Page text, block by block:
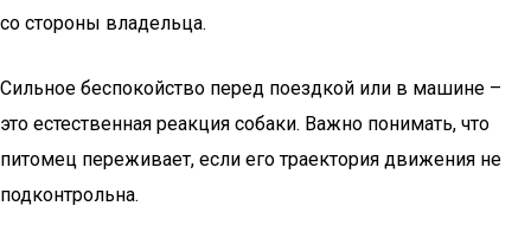
со стороны владельца.
Сильное беспокойство перед поездкой или в машине –
это естественная реакция собаки. Важно понимать, что
питомец переживает, если его траектория движения не
подконтрольна.